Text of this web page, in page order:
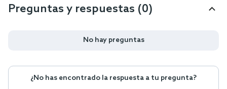
Preguntas y respuestas (0)
No hay preguntas
¿No has encontrado la respuesta a tu pregunta?